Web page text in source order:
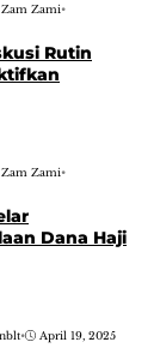
Zami•
Rutin
Zami•
Dana Haji
• April 19, 2025